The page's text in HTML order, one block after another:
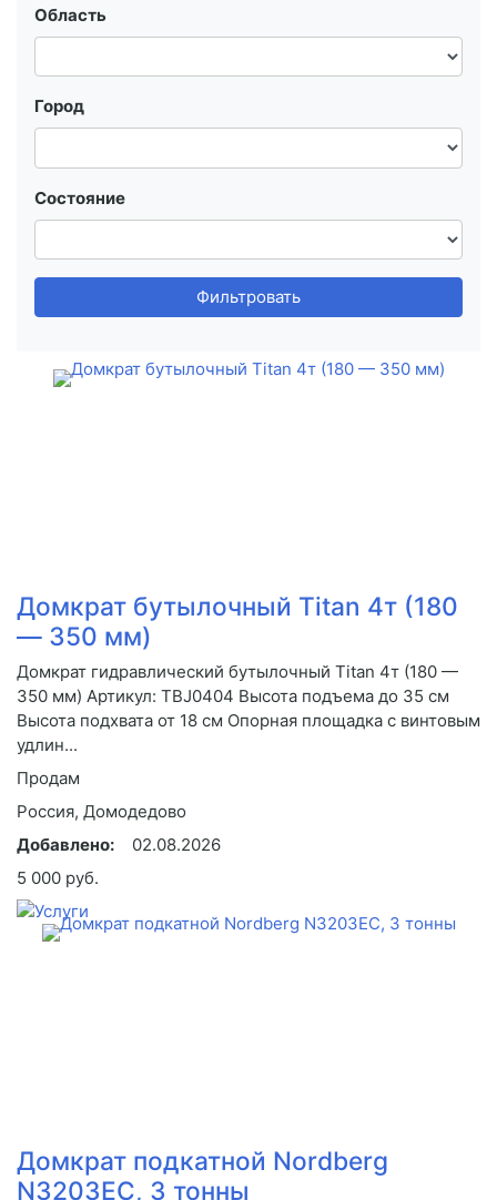
Область
Город
Состояние
Фильтровать
Домкрат бутылочный Titan 4т (180
— 350 мм)
Домкрат гидравлический бутылочный Titan 4т (180 —
350 мм) Артикул: TBJ0404 Высота подъема до 35 см
Высота подхвата от 18 см Опорная площадка с винтовым
удлин...
Продам
Россия, Домодедово
Добавлено:
02.08.2026
5 000 руб.
Домкрат подкатной Nordberg
N3203EC, 3 тонны